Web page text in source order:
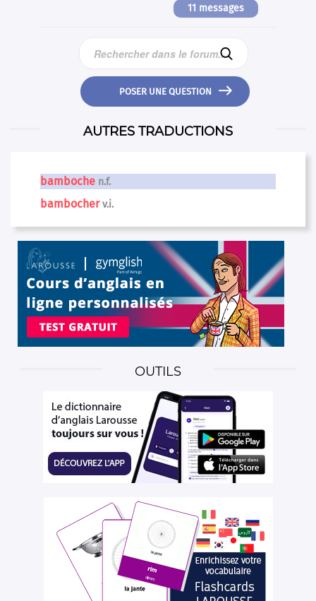
11 messages

POSER UNE QUESTION 
AUTRES TRADUCTIONS
bamboche n.f.
bambocherv.i.
OUTILS